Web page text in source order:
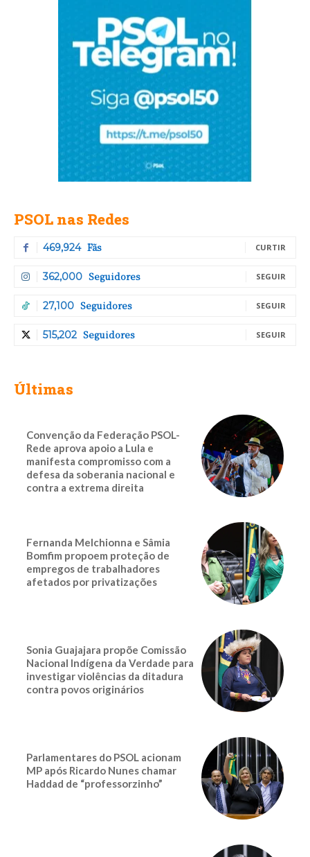
PSOL nas Redes
469,924 Fãs CURTIR
362,000 Seguidores SEGUIR
27,100 Seguidores SEGUIR
515,202 Seguidores SEGUIR
Últimas
Convenção da Federação PSOL-
Rede aprova apoio a Lula e
manifesta compromisso com a
defesa da soberania nacional e
contra a extrema direita
Fernanda Melchionna e Sâmia
Bomfim propoem proteção de
empregos de trabalhadores
afetados por privatizações
Sonia Guajajara propõe Comissão
Nacional Indígena da Verdade para
investigar violências da ditadura
contra povos originários
Parlamentares do PSOL acionam
MP após Ricardo Nunes chamar
Haddad de “professorzinho”